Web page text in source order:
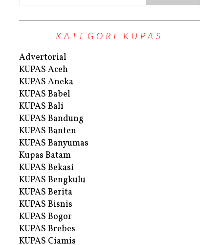
KATEGORI KUPAS
Advertorial
KUPAS Aceh
KUPAS Aneka
KUPAS Babel
KUPAS Bali
KUPAS Bandung
KUPAS Banten
KUPAS Banyumas
Kupas Batam
KUPAS Bekasi
KUPAS Bengkulu
KUPAS Berita
KUPAS Bisnis
KUPAS Bogor
KUPAS Brebes
KUPAS Ciamis